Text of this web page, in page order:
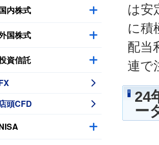
内株式
国株式
資信託
頭CFD
は安
に積
配当
連で
24
ー